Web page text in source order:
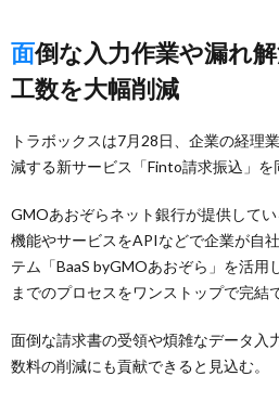
面倒な入力作業や漏れ解消、支払い業務の
工数を大幅削減
トラボックスは7月28日、企業の経理
減する新サービス「Finto請求振込」を
GMOあおぞらネット銀行が提供して
機能やサービスをAPIなどで企業が自
テム「BaaS byGMOあおぞら」を活用
までのプロセスをワンストップで完結
面倒な請求書の受領や煩雑なデータ入
数料の削減にも貢献できると見込む。